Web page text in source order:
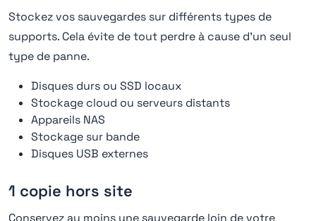
Stockez vos sauvegardes sur différents types de
supports. Cela évite de tout perdre à cause d'un seul
type de panne.
Disques durs ou SSD locaux
Stockage cloud ou serveurs distants
Appareils NAS
Stockage sur bande
Disques USB externes
1 copie hors site
Conservez au moins une sauvegarde loin de votre